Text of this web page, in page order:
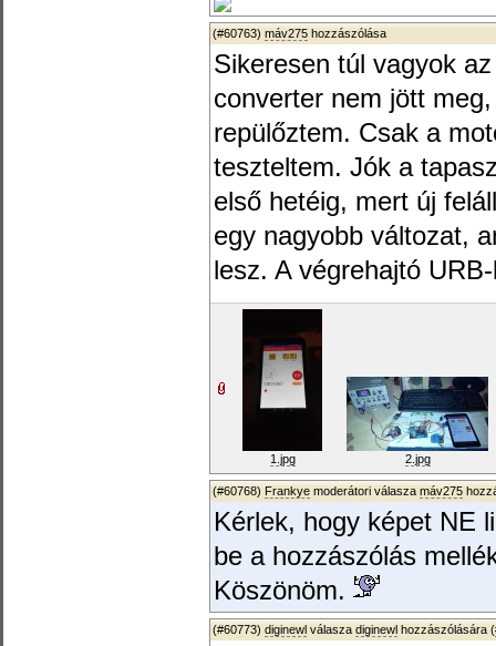
(#60763) máv275 hozzászólása
Sikeresen túl vagyok
converter nem jött
repülőztem. Csak a
teszteltem. Jók a
első hetéig, mert új
egy nagyobb változat,
lesz. A végrehajtó
1.jpg 2.jpg
(#60768) Frankye moderátori válasza máv275
Kérlek, hogy képet NE
be a hozzászólás
Köszönöm.
(#60773) diginewl válasza diginewl hozzászólására (